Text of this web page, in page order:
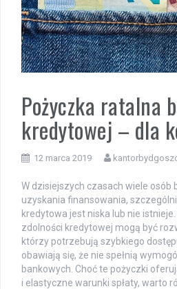
Pożyczka ratalna
kredytowej – dla
12 marca 2019
W dzisiejszych czasach wiele osób
uzyskania finansowania,
kredytowa jest niska lub nie
zdolności kredytowej mogą być
którzy potrzebują szybkiego
obawiają się, że nie spełnią
bankowych. Choć te pożyczki
i elastyczne warunki spłaty, warto